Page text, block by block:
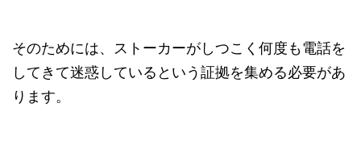
そのためには、ストーカーがしつこく何度も電話を
してきて迷惑しているという証拠を集める必要があ
ります。